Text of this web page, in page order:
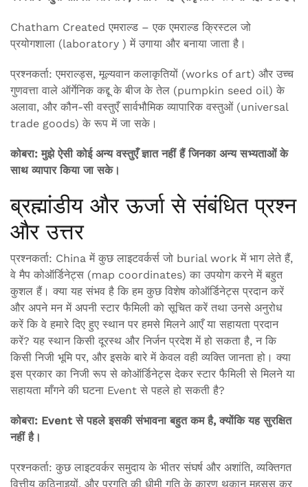
Chatham Created एमराल्ड – एक एमराल्ड क्रिस्टल जो
प्रयोगशाला (laboratory ) में उगाया और बनाया जाता है।
प्रश्नकर्ता: एमराल्ड्स, मूल्यवान कलाकृतियों (works of art) और उच्च
गुणवत्ता वाले ऑर्गेनिक कद्दू के बीज के तेल (pumpkin seed oil) के
अलावा, और कौन-सी वस्तुएँ सार्वभौमिक व्यापारिक वस्तुओं (universal
trade goods) के रूप में जा सके।
कोबरा: मुझे ऐसी कोई अन्य वस्तुएँ ज्ञात नहीं हैं जिनका अन्य सभ्यताओं के
साथ व्यापार किया जा सके।
ब्रह्मांडीय और ऊर्जा से संबंधित प्रश्न
और उत्तर
प्रश्नकर्ता: China में कुछ लाइटवर्कर्स जो burial work में भाग लेते हैं,
वे मैप कोऑर्डिनेट्स (map coordinates) का उपयोग करने में बहुत
कुशल हैं। क्या यह संभव है कि हम कुछ विशेष कोऑर्डिनेट्स प्रदान करें
और अपने मन में अपनी स्टार फैमिली को सूचित करें तथा उनसे अनुरोध
करें कि वे हमारे दिए हुए स्थान पर हमसे मिलने आएँ या सहायता प्रदान
करें? यह स्थान किसी दूरस्थ और निर्जन प्रदेश में हो सकता है, न कि
किसी निजी भूमि पर, और इसके बारे में केवल वही व्यक्ति जानता हो। क्या
इस प्रकार का निजी रूप से कोऑर्डिनेट्स देकर स्टार फैमिली से मिलने या
सहायता माँगने की घटना Event से पहले हो सकती है?
कोबरा: Event से पहले इसकी संभावना बहुत कम है, क्योंकि यह सुरक्षित
नहीं है।
प्रश्नकर्ता: कुछ लाइटवर्कर समुदाय के भीतर संघर्ष और अशांति, व्यक्तिगत
वित्तीय कठिनाइयों, और प्रगति की धीमी गति के कारण थकान महसूस कर